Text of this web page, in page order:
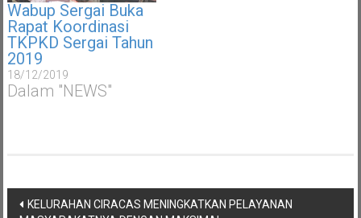
Wabup Sergai Buka
Rapat Koordinasi
TKPKD Sergai Tahun
2019
18/12/2019
Dalam "NEWS"
Navigasi
KELURAHAN CIRACAS MENINGKATKAN PELAYANAN